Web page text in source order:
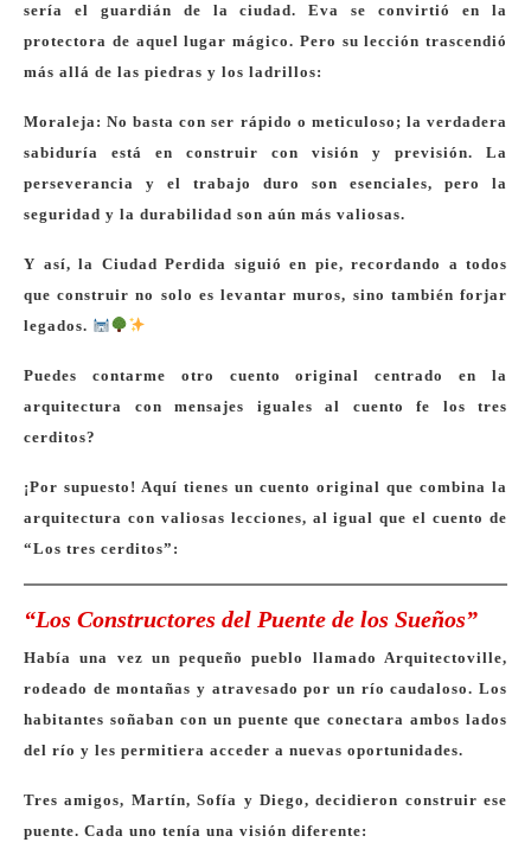
sería el guardián de la ciudad. Eva se convirtió en la
protectora de aquel lugar mágico. Pero su lección trascendió
más allá de las piedras y los ladrillos:
Moraleja: No basta con ser rápido o meticuloso; la verdadera
sabiduría está en construir con visión y previsión. La
perseverancia y el trabajo duro son esenciales, pero la
seguridad y la durabilidad son aún más valiosas.
Y así, la Ciudad Perdida siguió en pie, recordando a todos
que construir no solo es levantar muros, sino también forjar
legados.
Puedes contarme otro cuento original centrado en la
arquitectura con mensajes iguales al cuento fe los tres
cerditos?
¡Por supuesto! Aquí tienes un cuento original que combina la
arquitectura con valiosas lecciones, al igual que el cuento de
“Los tres cerditos”:
“Los Constructores del Puente de los Sueños”
Había una vez un pequeño pueblo llamado Arquitectoville,
rodeado de montañas y atravesado por un río caudaloso. Los
habitantes soñaban con un puente que conectara ambos lados
del río y les permitiera acceder a nuevas oportunidades.
Tres amigos, Martín, Sofía y Diego, decidieron construir ese
puente. Cada uno tenía una visión diferente: